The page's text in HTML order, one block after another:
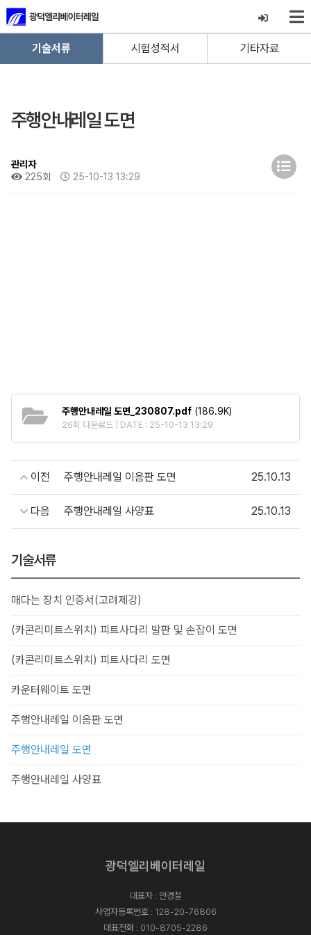
기술서류 시험성적서 기타자료
기술서류
매다는 장치 인증서(고려제강)
(카콘리미트스위치) 피트사다리 발판 및 손잡이 도면
(카콘리미트스위치) 피트사다리 도면
카운터웨이트 도면
주행안내레일 이음판 도면
주행안내레일 도면
주행안내레일 사양표
주행안내레일 도면
관리자
225회
25-10-13 13:29
주행안내레일 도면_230807.pdf(186.9K)
26회 다운로드 | DATE : 25-10-13 13:29
이전 주행안내레일 이음판 도면 25.10.13
다음 주행안내레일 사양표 25.10.13
광덕엘리베이터레일
대표자 : 안경철
사업자등록번호 : 128-20-76806
대표전화 : 010-8705-2286